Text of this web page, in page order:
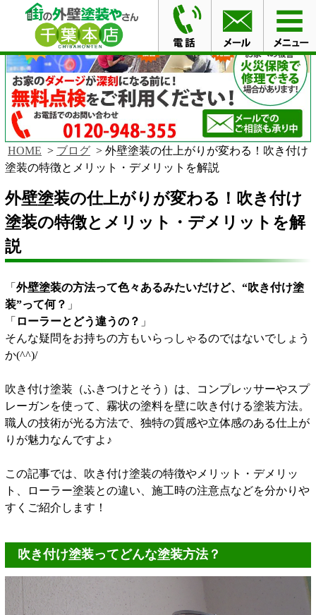
HOME ブログ
外壁塗装の仕上がりが変わる！吹き付け
塗装の特徴とメリット・デメリットを解説
外壁塗装の仕上がりが変わる！吹き付け
塗装の特徴とメリット・デメリットを解
説
「 外壁塗装の方法って色々あるみたいだけど、“吹き付け塗
装”って何？ 」
「 ローラーとどう違うの？ 」
そんな疑問をお持ちの方もいらっしゃるのではないでしょう
か(^^)/
吹き付け塗装（ふきつけとそう）は、コンプレッサーやスプ
レーガンを使って、霧状の塗料を壁に吹き付ける塗装方法。
職人の技術が光る方法で、独特の質感や立体感のある仕上が
りが魅力なんですよ♪
この記事では、吹き付け塗装の特徴やメリット・デメリッ
ト、ローラー塗装との違い、施工時の注意点などを分かりや
すくご紹介します！
吹き付け塗装ってどんな塗装方法？